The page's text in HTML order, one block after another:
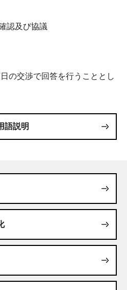
認及び協議
の交渉で回答を行うこととし
語説明